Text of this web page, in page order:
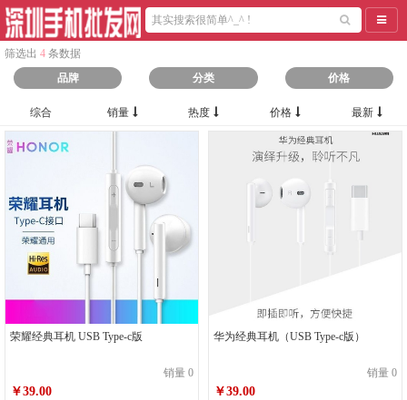
导航
筛选出 4 条数据
品牌
分类 价格
综合 销量 热度 价格 最新
荣耀经典耳机 USB Type-c版
销量 0
￥39.00
华为经典耳机（USB Type-c版）
销量 0
￥39.00